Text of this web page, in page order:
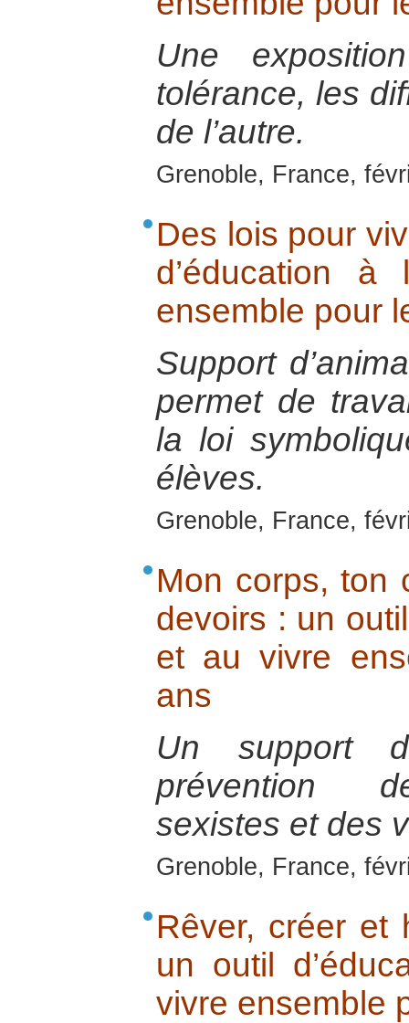
Une
tolérance, les
de l’autre.
Grenoble, France,
Des lois pour
d’éducation
ensemble pour
Support
permet de
la loi
élèves.
Grenoble, France,
Mon corps, ton
devoirs : un
et au vivre
ans
Un support
prévention
sexistes et des
Grenoble, France,
Rêver, créer et
un outil
vivre ensemble